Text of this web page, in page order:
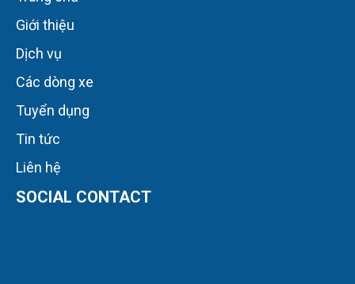
Các dòng xe
Tuyển dụng
Tin tức
Liên hệ
SOCIAL CONTACT